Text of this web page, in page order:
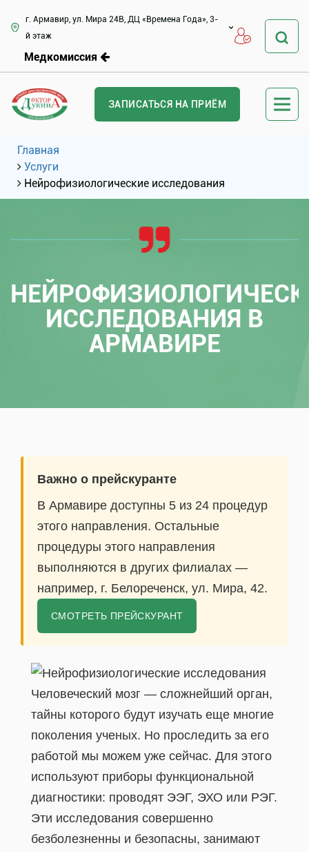
г. Армавир, ул. Мира 24В, ДЦ «Времена Года», 3-
й этаж
Медкомиссия
ЗАПИСАТЬСЯ НА ПРИЁМ
Главная
Услуги
Нейрофизиологические исследования
ИССЛЕДОВАНИЯ В
АРМАВИРЕ
Важно о прейскуранте
В Армавире доступны 5 из 24 процедур
этого направления. Остальные
процедуры этого направления
выполняются в других филиалах —
например, г. Белореченск, ул. Мира, 42.
СМОТРЕТЬ ПРЕЙСКУРАНТ
Человеческий мозг — сложнейший орган,
тайны которого будут изучать еще многие
поколения ученых. Но проследить за его
работой мы можем уже сейчас. Для этого
используют приборы функциональной
диагностики: проводят ЭЭГ, ЭХО или РЭГ.
Эти исследования совершенно
безболезненны и безопасны, занимают